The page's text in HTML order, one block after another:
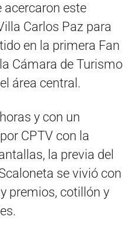
acercaron este
Carlos Paz para
en la primera Fan
Cámara de Turismo
área central.
y con un
CPTV con la
la previa del
se vivió con
premios, cotillón y